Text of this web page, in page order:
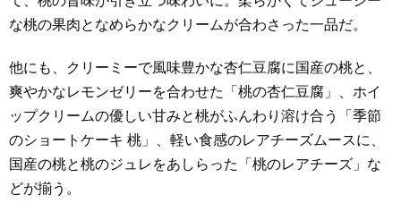
な桃の果肉となめらかなクリームが合わさった一品だ。
他にも、クリーミーで風味豊かな杏仁豆腐に国産の桃と、
爽やかなレモンゼリーを合わせた「桃の杏仁豆腐」、ホイ
ップクリームの優しい甘みと桃がふんわり溶け合う「季節
のショートケーキ 桃」、軽い食感のレアチーズムースに、
国産の桃と桃のジュレをあしらった「桃のレアチーズ」な
どが揃う。